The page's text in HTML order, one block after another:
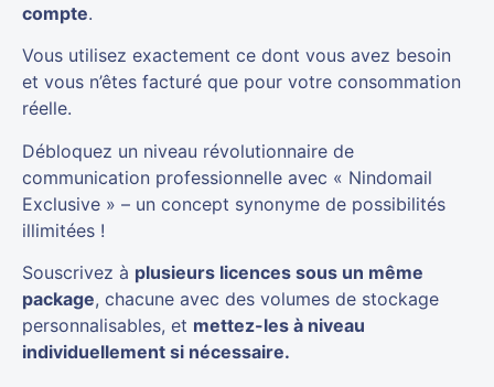
compte.
Vous utilisez exactement ce dont vous avez besoin
et vous n’êtes facturé que pour votre consommation
réelle.
Débloquez un niveau révolutionnaire de
communication professionnelle avec « Nindomail
Exclusive » – un concept synonyme de possibilités
illimitées !
Souscrivez à plusieurs licences sous un même
package, chacune avec des volumes de stockage
personnalisables, et mettez-les à niveau
individuellement si nécessaire.